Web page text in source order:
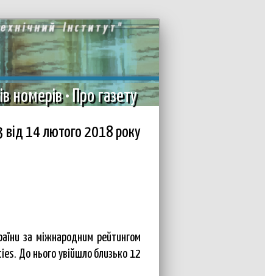
номерів•Про газету
14 лютого 2018 року
за міжнародним рейтингом
До нього увійшло близько 12